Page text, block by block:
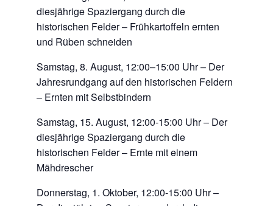
diesjährige Spaziergang durch die
historischen Felder – Frühkartoffeln ernten
und Rüben schneiden
Samstag, 8. August, 12:00–15:00 Uhr – Der
Jahresrundgang auf den historischen Feldern
– Ernten mit Selbstbindern
Samstag, 15. August, 12:00-15:00 Uhr – Der
diesjährige Spaziergang durch die
historischen Felder – Ernte mit einem
Mähdrescher
Donnerstag, 1. Oktober, 12:00-15:00 Uhr –